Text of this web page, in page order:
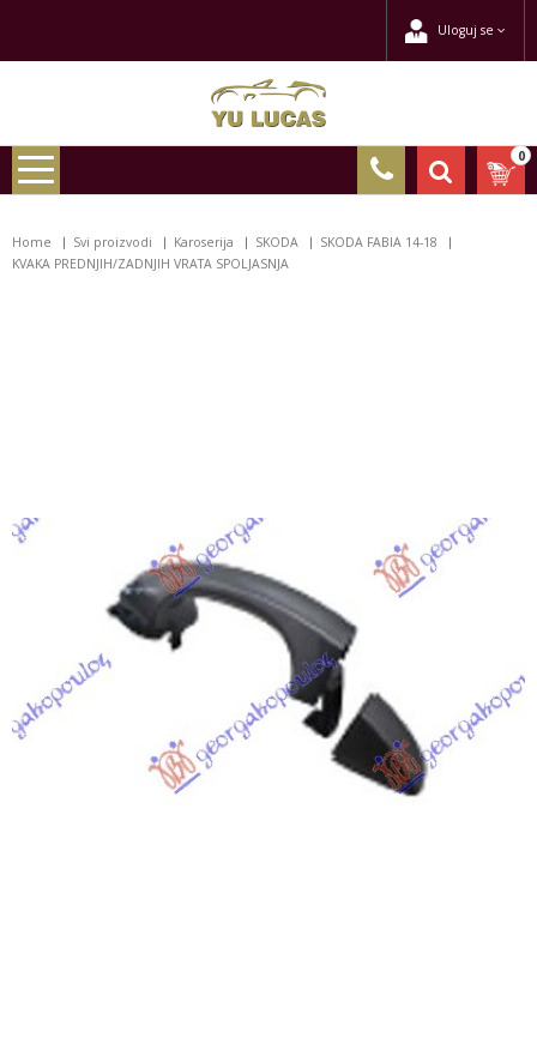
Uloguj se
0
Home Svi proizvodi Karoserija SKODA
SKODA FABIA 14-18
KVAKA PREDNJIH/ZADNJIH VRATA SPOLJASNJA